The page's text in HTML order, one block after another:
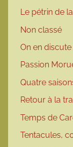
Le pétrin de
Non classé
On en discute
Passion
Quatre
Retour à la
Temps de
Tentacules,